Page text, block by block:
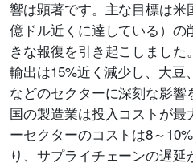
響は顕著です。主な目標は米
億ドル近くに達している）
きな報復を引き起こしまし
輸出は15%近く減少し、大豆
などのセクターに深刻な影
国の製造業は投入コストが
ーセクターのコストは8～
り、サプライチェーンの遅